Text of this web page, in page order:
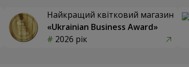
Найкращий квітковий магазин
«Ukrainian Business Award»
2026 рік